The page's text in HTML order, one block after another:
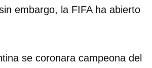
embargo, la FIFA ha abierto
se coronara campeona del